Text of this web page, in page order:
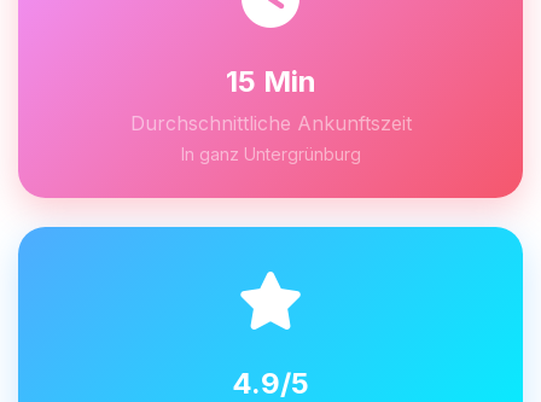
15 Min
Durchschnittliche Ankunftszeit
In ganz Untergrünburg
4.9/5